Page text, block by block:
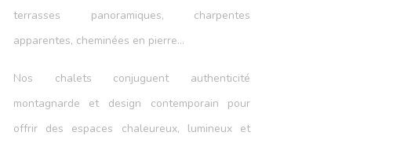
terrasses panoramiques, charpentes
apparentes, cheminées en pierre…
Nos chalets conjuguent authenticité
montagnarde et design contemporain pour
offrir des espaces chaleureux, lumineux et